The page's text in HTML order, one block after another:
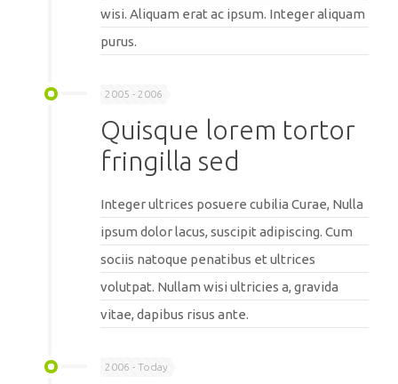
wisi. Aliquam erat ac ipsum. Integer aliquam
purus.
2005 - 2006
Quisque lorem tortor
fringilla sed
Integer ultrices posuere cubilia Curae, Nulla
ipsum dolor lacus, suscipit adipiscing. Cum
sociis natoque penatibus et ultrices
volutpat. Nullam wisi ultricies a, gravida
vitae, dapibus risus ante.
2006 - Today